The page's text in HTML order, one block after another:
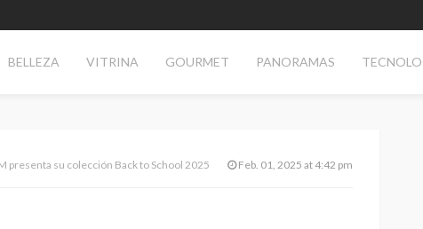
BELLEZA VITRINA GOURMET PANORAMAS
presenta su colección Back to School 2025 Feb. 01, 2025 at 4:42 pm